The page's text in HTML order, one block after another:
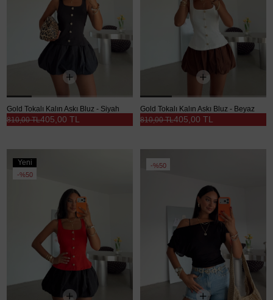
Gold Tokalı Kalın Askı Bluz - Siyah
405,00 TL
810,00 TL
Gold Tokalı Kalın Askı Bluz - Beyaz
405,00 TL
810,00 TL
Yeni
Ürün
%50
%50